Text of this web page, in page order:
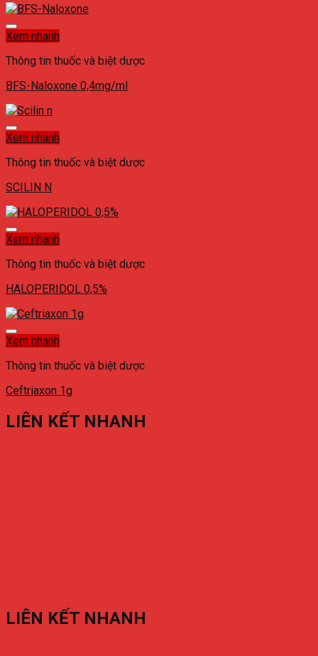
Xem nhanh
Thông tin thuốc và biệt dược
BFS-Naloxone 0,4mg/ml
Xem nhanh
Thông tin thuốc và biệt dược
SCILIN N
Xem nhanh
Thông tin thuốc và biệt dược
HALOPERIDOL 0,5%
Xem nhanh
Thông tin thuốc và biệt dược
Ceftriaxon 1g
LIÊN KẾT NHANH
LIÊN KẾT NHANH